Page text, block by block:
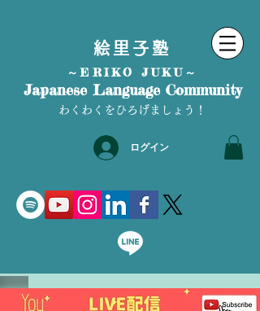
絵里子塾
～ERIKO JUKU～
Japanese Language Community
わくわくをひろげましょう！
ログイン